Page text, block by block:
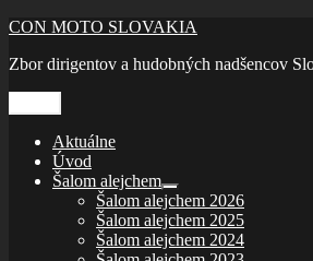
Prejsť
obsah
CON MOTO SLOVAKIA
Zbor dirigentov a hudobných nadšencov
Aktuálne
Úvod
Šalom alejchem
rozbaliť
odvodené
menu
Šalom alejchem 2026
Šalom alejchem 2025
Šalom alejchem 2024